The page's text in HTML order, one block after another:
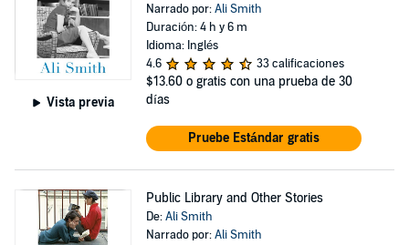
Vista previa
Narrado por:Ali Smith
Duración: 4 h y 6 m
Idioma: Inglés
4.6
33 calificaciones
$13.60 o gratis con una prueba de 30
días
Pruebe Estándar gratis
Public Library and Other Stories
De:Ali Smith
Narrado por:Ali Smith